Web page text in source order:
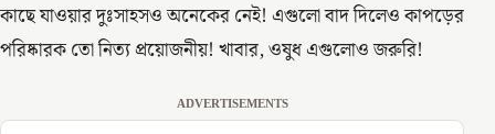
কাছে যাওয়ার দুঃসাহসও অনেকের নেই! এগুলো বাদ দিলেও কাপড়ের
পরিষ্কারক তো নিত্য প্রয়োজনীয়! খাবার, ওষুধ এগুলোও জরুরি!
ADVERTISEMENTS